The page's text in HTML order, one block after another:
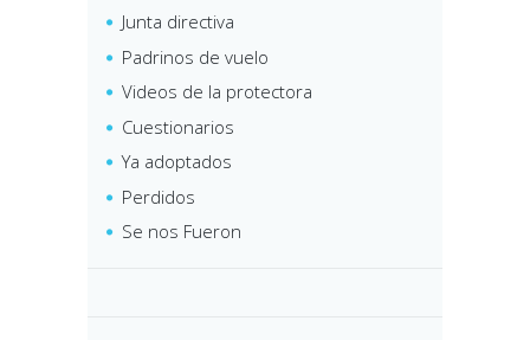
Junta directiva
Padrinos de vuelo
Videos de la protectora
Cuestionarios
Ya adoptados
Perdidos
Se nos Fueron